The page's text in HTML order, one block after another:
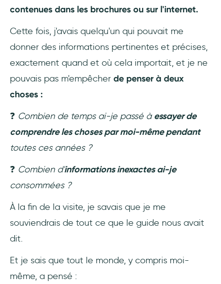
code : UserGuiding
Logiciel de visite guidée libre et open source
3 exemples de visites guidées de sites web
2- Zakeke
3- CitizenShipper
Questions Fréquentes
Quel est le meilleur logiciel pour la création
de visites guidées interactives ?
?
contenues dans les brochures ou sur l'internet.
Cette fois, j'avais quelqu'un qui pouvait me
donner des informations pertinentes et précises,
exactement quand et où cela importait, et je ne
pouvais pas m'empêcher de penser à deux
choses :
❓ Combien de temps ai-je passé àessayer de
comprendre les choses par moi-même pendant
toutes ces années ?
❓ Combien d'informations inexactes ai-je
consommées ?
À la fin de la visite, je savais que je me
souviendrais de tout ce que le guide nous avait
dit.
Et je sais que tout le monde, y compris moi-
même, a pensé :